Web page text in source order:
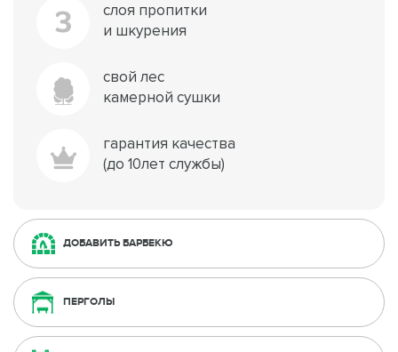
3
слоя пропитки
и шкурения
свой лес
камерной сушки
гарантия качества
(до 10лет службы)
ДОБАВИТЬ БАРБЕКЮ
ПЕРГОЛЫ